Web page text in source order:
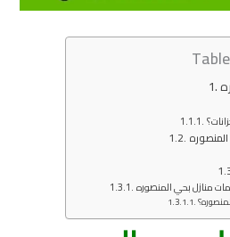
منازل بحي المنصوره